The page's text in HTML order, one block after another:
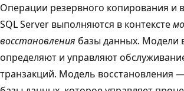
Операции резервного копирования и
SQL Server выполняются в контексте
восстановления базы данных. Модели
определяют и управляют
транзакций. Модель восстановления